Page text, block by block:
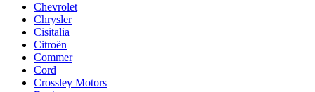
Chevrolet
Chrysler
Cisitalia
Citroën
Commer
Cord
Crossley Motors